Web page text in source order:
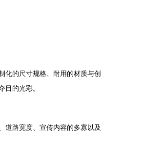
化的尺寸规格、耐用的材质与创
目的光彩。
道路宽度、宣传内容的多寡以及